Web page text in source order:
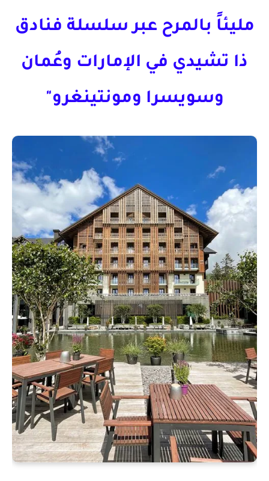
مليئاً بالمرح عبر سلسلة فنادق
ذا تشيدي في الإمارات وعُمان
وسويسرا ومونتينغرو"